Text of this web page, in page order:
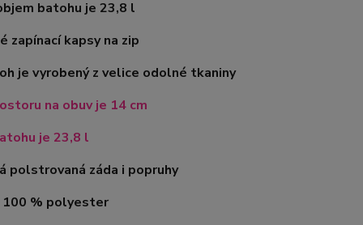
batohu je 23,8 l
zapínací kapsy na zip
je vyrobený z velice odolné tkaniny
na obuv je 14 cm
je 23,8 l
polstrovaná záda i popruhy
% polyester